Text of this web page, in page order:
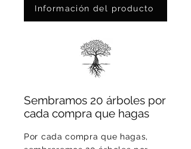
Información del producto
Sembramos 20 árboles por
cada compra que hagas
Por cada compra que hagas,